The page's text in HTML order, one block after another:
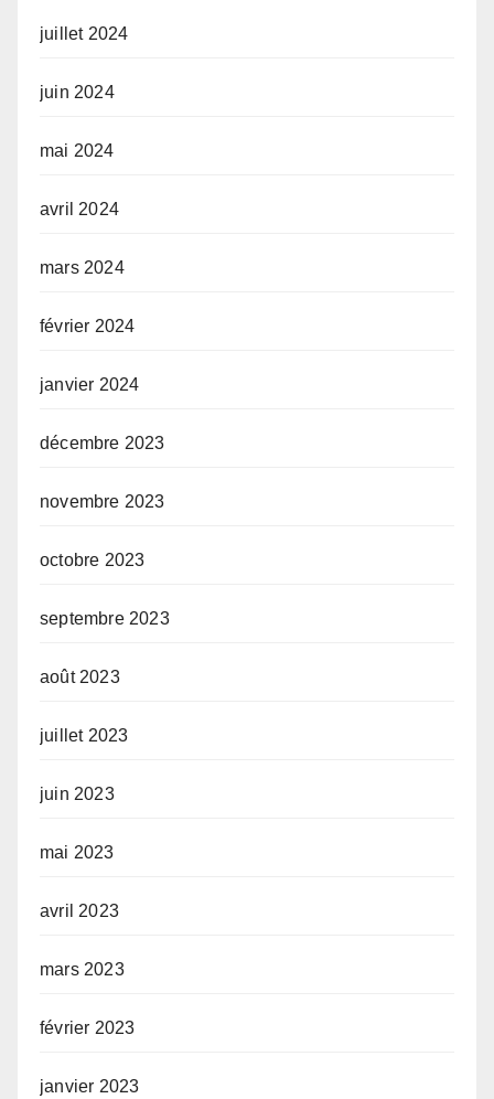
juillet 2024
juin 2024
mai 2024
avril 2024
mars 2024
février 2024
janvier 2024
décembre 2023
novembre 2023
octobre 2023
septembre 2023
août 2023
juillet 2023
juin 2023
mai 2023
avril 2023
mars 2023
février 2023
janvier 2023